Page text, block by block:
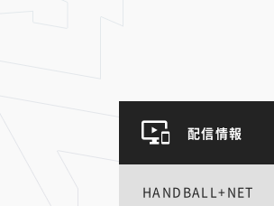
配信情報
HANDBALL+NET